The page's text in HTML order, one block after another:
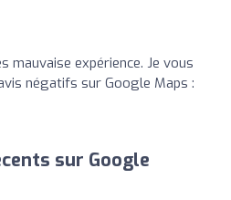
mauvaise expérience. Je vous
négatifs sur Google Maps :
sur Google